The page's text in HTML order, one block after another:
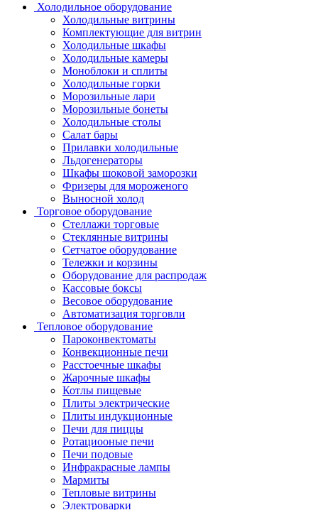
Холодильное оборудование
Холодильные витрины
Комплектующие для витрин
Холодильные шкафы
Холодильные камеры
Моноблоки и сплиты
Холодильные горки
Морозильные лари
Морозильные бонеты
Холодильные столы
Салат бары
Прилавки холодильные
Льдогенераторы
Шкафы шоковой заморозки
Фризеры для мороженого
Выносной холод
Торговое оборудование
Стеллажи торговые
Стеклянные витрины
Сетчатое оборудование
Тележки и корзины
Оборудование для распродаж
Кассовые боксы
Весовое оборудование
Автоматизация торговли
Тепловое оборудование
Пароконвектоматы
Конвекционные печи
Расстоечные шкафы
Жарочные шкафы
Котлы пищевые
Плиты электрические
Плиты индукционные
Печи для пиццы
Ротациооные печи
Печи подовые
Инфракрасные лампы
Мармиты
Тепловые витрины
Электроварки